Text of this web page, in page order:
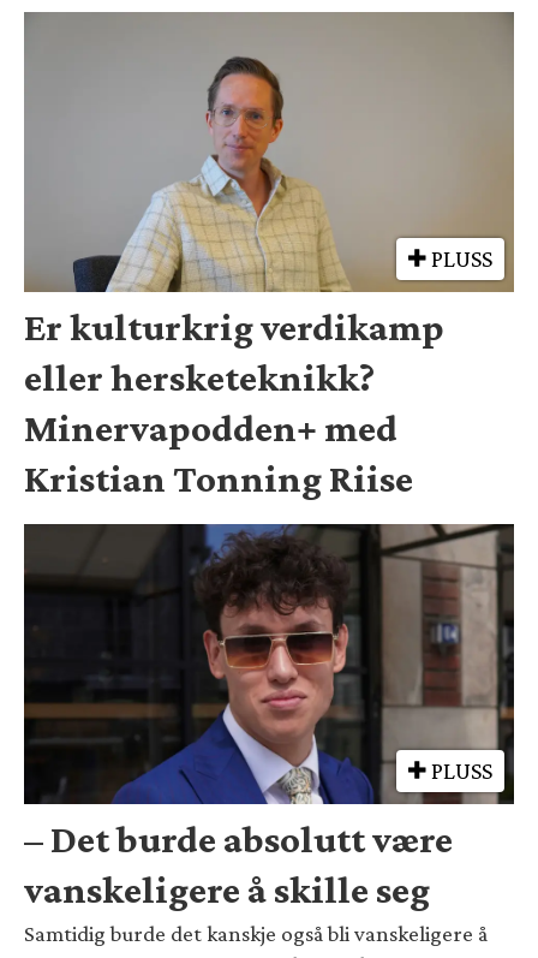
PLUSS
Er kulturkrig verdikamp
eller hersketeknikk?
Minervapodden+ med
Kristian Tonning Riise
PLUSS
– Det burde absolutt være
vanskeligere å skille seg
Samtidig burde det kanskje også bli vanskeligere å